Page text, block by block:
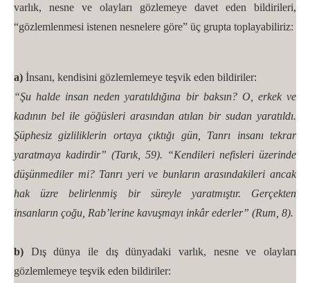
varlık, nesne ve olayları gözlemeye davet eden bildirileri,
“gözlemlenmesi istenen nesnelere göre” üç grupta toplayabiliriz:
a) İnsanı, kendisini gözlemlemeye teşvik eden bildiriler:
“Şu halde insan neden yaratıldığına bir baksın? O, erkek ve
kadının bel ile göğüsleri arasından atılan bir sudan yaratıldı.
Şüphesiz gizliliklerin ortaya çıktığı gün, Tanrı insanı tekrar
yaratmaya kadirdir” (Tarık, 59). “Kendileri nefisleri üzerinde
düşünmediler mi? Tanrı yeri ve bunların arasındakileri ancak
hak üzre belirlenmiş bir süreyle yaratmıştır. Gerçekten
insanların çoğu, Rab’lerine kavuşmayı inkâr ederler” (Rum, 8).
b) Dış dünya ile dış dünyadaki varlık, nesne ve olayları
gözlemlemeye teşvik eden bildiriler: